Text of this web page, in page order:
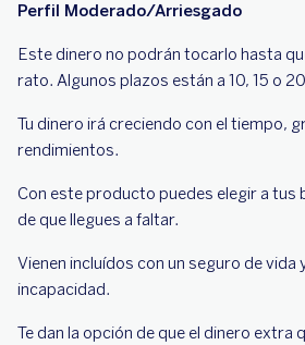
Perfil Moderado/Arriesgado
Este dinero no podrán tocarlo hasta
rato. Algunos plazos están a 10, 15 o
Tu dinero irá creciendo con el tiempo,
rendimientos.
Con este producto puedes elegir a tus
de que llegues a faltar.
Vienen incluídos con un seguro de vida
incapacidad.
Te dan la opción de que el dinero extra